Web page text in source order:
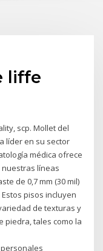
liffe
scp. Mollet del
líder en su sector
médica ofrece
nuestras líneas
de 0,7 mm (30 mil)
pisos incluyen
de texturas y
piedra, tales como la